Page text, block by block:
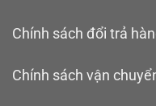
Chính sách đổi trả
Chính sách vận